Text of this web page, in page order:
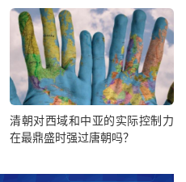
清朝对西域和中亚的实际控制力
在最鼎盛时强过唐朝吗？